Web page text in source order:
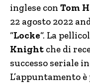
inglese con Tom
22 agosto 2022
“Locke“. La
Knight che di
successo seriale
L’appuntamento è